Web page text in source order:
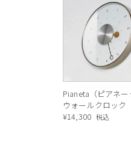
Pianeta（ピアネー
ウォールクロック
¥14,300 税込